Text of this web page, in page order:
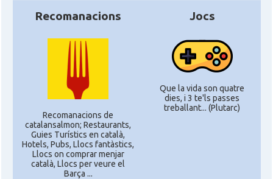
Recomanacions
Recomanacions de
catalansalmon; Restaurants,
Guies Turístics en català,
Hotels, Pubs, Llocs fantàstics,
Llocs on comprar menjar
català, Llocs per veure el
Barça ...
Jocs
Que la vida son quatre
dies, i 3 te'ls passes
treballant... (Plutarc)